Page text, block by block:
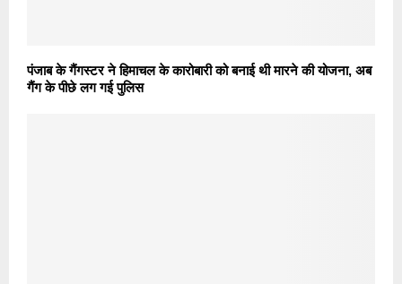
पंजाब के गैंगस्टर ने हिमाचल के कारोबारी को बनाई थी मारने की योजना, अब
गैंग के पीछे लग गई पुलिस